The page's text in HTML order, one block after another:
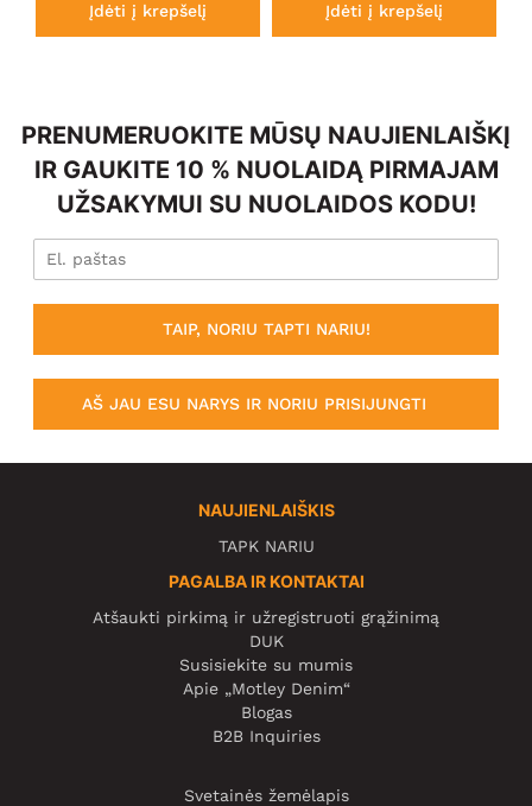
Įdėti į krepšelį Įdėti į krepšelį
PRENUMERUOKITE MŪSŲ NAUJIENLAIŠKĮ
IR GAUKITE 10 % NUOLAIDĄ PIRMAJAM
UŽSAKYMUI SU NUOLAIDOS KODU!
TAIP, NORIU TAPTI NARIU!
AŠ JAU ESU NARYS IR NORIU PRISIJUNGTI
NAUJIENLAIŠKIS
TAPK NARIU
PAGALBA IR KONTAKTAI
Atšaukti pirkimą ir užregistruoti grąžinimą
DUK
Susisiekite su mumis
Apie „Motley Denim“
Blogas
B2B Inquiries
Svetainės žemėlapis